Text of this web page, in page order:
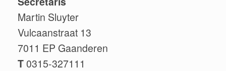
Martin Sluyter
Vulcaanstraat 13
7011 EP Gaanderen
T0315-327111